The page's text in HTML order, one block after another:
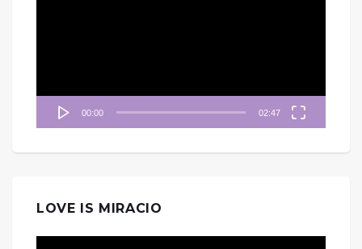
00:00 02:47
LOVE IS MIRACIO